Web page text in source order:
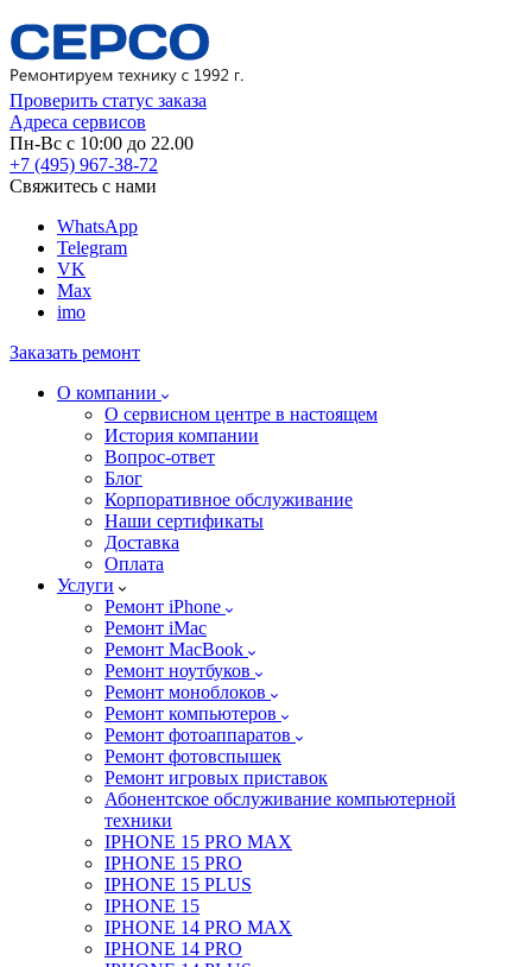
Проверить статус заказа
Адреса сервисов
Пн-Вс с 10:00 до 22.00
+7 (495) 967-38-72
Свяжитесь с нами
WhatsApp
Telegram
VK
Max
imo
Заказать ремонт
О компании
О сервисном центре в настоящем
История компании
Вопрос-ответ
Блог
Корпоративное обслуживание
Наши сертификаты
Доставка
Оплата
Услуги
Ремонт iPhone
Ремонт iMac
Ремонт MacBook
Ремонт ноутбуков
Ремонт моноблоков
Ремонт компьютеров
Ремонт фотоаппаратов
Ремонт фотовспышек
Ремонт игровых приставок
Абонентское обслуживание компьютерной
техники
IPHONE 15 PRO MAX
IPHONE 15 PRO
IPHONE 15 PLUS
IPHONE 15
IPHONE 14 PRO MAX
IPHONE 14 PRO